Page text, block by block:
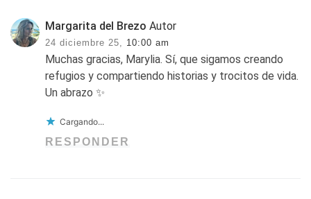
Margarita del Brezo Autor
24 diciembre 25, 10:00 am
Muchas gracias, Marylia. Sí, que sigamos creando
refugios y compartiendo historias y trocitos de vida.
Un abrazo ✨
Cargando...
RESPONDER